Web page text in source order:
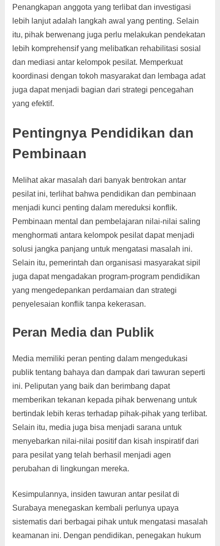
Penangkapan anggota yang terlibat dan investigasi
lebih lanjut adalah langkah awal yang penting. Selain
itu, pihak berwenang juga perlu melakukan pendekatan
lebih komprehensif yang melibatkan rehabilitasi sosial
dan mediasi antar kelompok pesilat. Memperkuat
koordinasi dengan tokoh masyarakat dan lembaga adat
juga dapat menjadi bagian dari strategi pencegahan
yang efektif.
Pentingnya Pendidikan dan
Pembinaan
Melihat akar masalah dari banyak bentrokan antar
pesilat ini, terlihat bahwa pendidikan dan pembinaan
menjadi kunci penting dalam mereduksi konflik.
Pembinaan mental dan pembelajaran nilai-nilai saling
menghormati antara kelompok pesilat dapat menjadi
solusi jangka panjang untuk mengatasi masalah ini.
Selain itu, pemerintah dan organisasi masyarakat sipil
juga dapat mengadakan program-program pendidikan
yang mengedepankan perdamaian dan strategi
penyelesaian konflik tanpa kekerasan.
Peran Media dan Publik
Media memiliki peran penting dalam mengedukasi
publik tentang bahaya dan dampak dari tawuran seperti
ini. Peliputan yang baik dan berimbang dapat
memberikan tekanan kepada pihak berwenang untuk
bertindak lebih keras terhadap pihak-pihak yang terlibat.
Selain itu, media juga bisa menjadi sarana untuk
menyebarkan nilai-nilai positif dan kisah inspiratif dari
para pesilat yang telah berhasil menjadi agen
perubahan di lingkungan mereka.
Kesimpulannya, insiden tawuran antar pesilat di
Surabaya menegaskan kembali perlunya upaya
sistematis dari berbagai pihak untuk mengatasi masalah
keamanan ini. Dengan pendidikan, penegakan hukum